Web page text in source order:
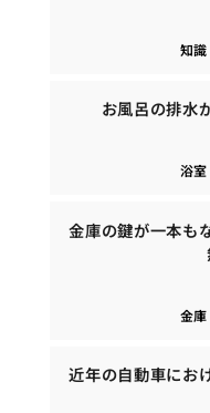
知識
お風呂の排水
浴室
金庫の鍵が一本も
金庫
近年の自動車にお